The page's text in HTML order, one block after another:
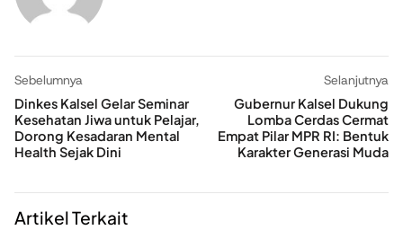
Sebelumnya
Dinkes Kalsel Gelar Seminar
Kesehatan Jiwa untuk Pelajar,
Dorong Kesadaran Mental
Health Sejak Dini
Selanjutnya
Gubernur Kalsel Dukung
Lomba Cerdas Cermat
Empat Pilar MPR RI: Bentuk
Karakter Generasi Muda
Artikel Terkait